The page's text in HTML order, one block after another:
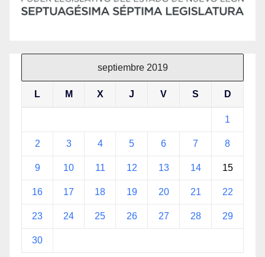
septiembre 2019
L M X J V S D
1
2 3 4 5 6 7 8
9 10 11 12 13 14 15
16 17 18 19 20 21 22
23 24 25 26 27 28 29
30